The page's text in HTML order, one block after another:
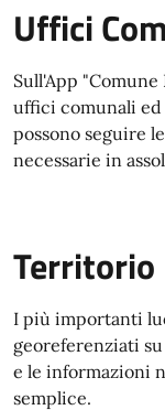
Uffici
Sull'App
uffici comunali
possono seguire
necessarie in
Territorio
I più importanti
georeferenziati
e le informazioni
semplice.